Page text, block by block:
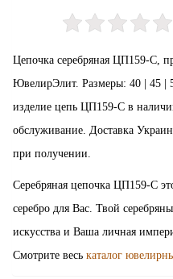
Цепочка серебряная ЦП159-С,
ЮвелирЭлит. Размеры: 40 | 45 |
изделие цепь ЦП159-С в
обслуживание. Доставка
при получении.
Серебряная цепочка ЦП159-С
серебро для Вас. Твой
искусства и Ваша личная
Смотрите весь каталог